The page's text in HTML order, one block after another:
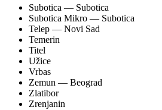
Subotica — Subotica
Subotica Mikro — Subotica
Telep — Novi Sad
Temerin
Titel
Užice
Vrbas
Zemun — Beograd
Zlatibor
Zrenjanin